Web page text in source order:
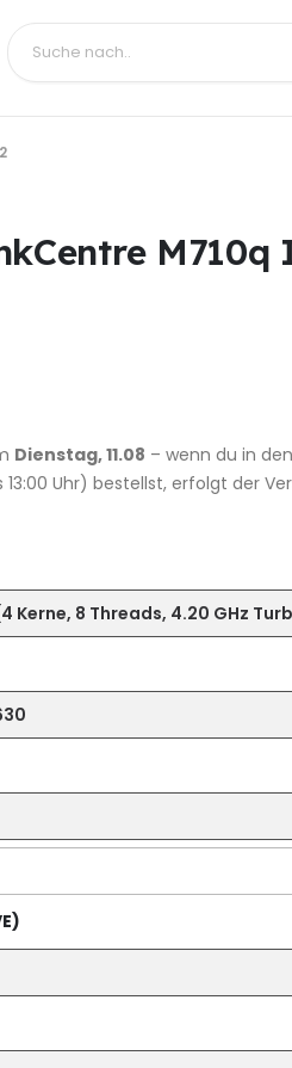
M710q
Dienstag, 11.08 – wenn du in
13:00 Uhr) bestellst, erfolgt der
Kerne, 8 Threads, 4.20 GHz